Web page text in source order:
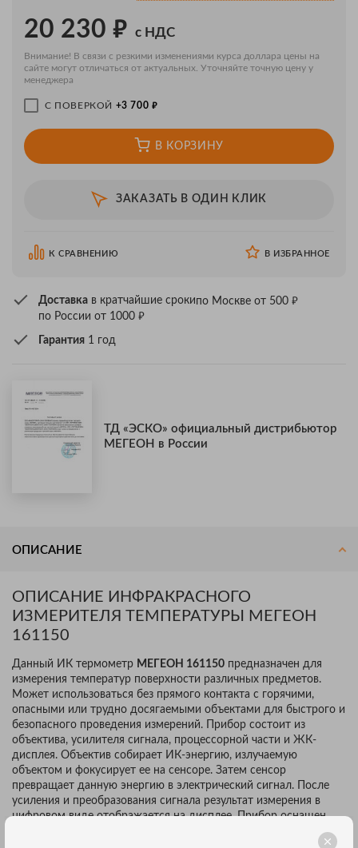
20 230 ₽ с НДС
Внимание! В связи с резкими изменениями курса доллара цены на
сайте могут отличаться от актуальных. Уточняйте точную цену у
менеджера
С ПОВЕРКОЙ +3 700 ₽
В КОРЗИНУ
ЗАКАЗАТЬ В ОДИН КЛИК
К СРАВНЕНИЮ В ИЗБРАННОЕ
Доставка в кратчайшие срокипо Москве от 500 ₽
по России от 1000 ₽
Гарантия 1 год
ТД «ЭСКО» официальный дистрибьютор
МЕГЕОН в России
ОПИСАНИЕ
ОПИСАНИЕ ИНФРАКРАСНОГО
ИЗМЕРИТЕЛЯ ТЕМПЕРАТУРЫ МЕГЕОН
161150
Данный ИК термометр МЕГЕОН 161150 предназначен для
измерения температур поверхности различных предметов.
Может использоваться без прямого контакта с горячими,
опасными или трудно досягаемыми объектами для быстрого и
безопасного проведения измерений. Прибор состоит из
объектива, усилителя сигнала, процессорной части и ЖК-
дисплея. Объектив собирает ИК-энергию, излучаемую
объектом и фокусирует ее на сенсоре. Затем сенсор
превращает данную энергию в электрический сигнал. После
усиления и преобразования сигнала результат измерения в
цифровом виде отображается на дисплее. Прибор оснащен
подсветкой дисплей и улучшенным лазерным целеуказателем.